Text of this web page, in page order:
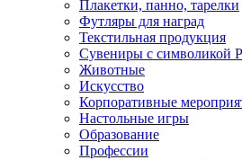
Плакетки, панно, тарелки
Футляры для наград
Текстильная продукция
Сувениры с символикой
Животные
Искусство
Корпоративные
Настольные игры
Образование
Профессии